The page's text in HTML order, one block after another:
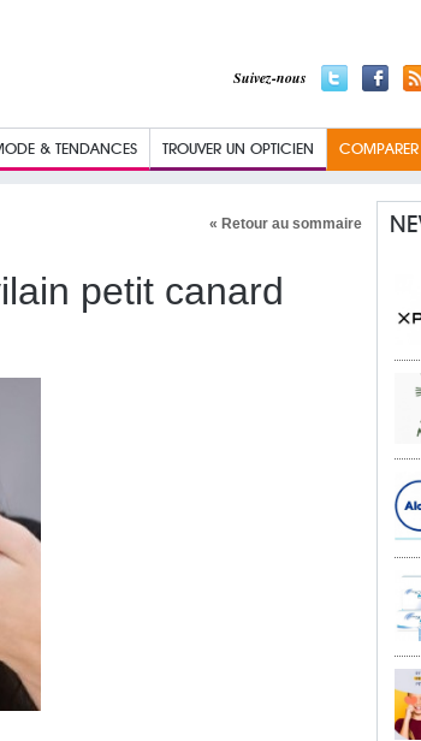
Suivez-nous
& TENDANCES TROUVER UN OPTICIEN COMPARER
« Retour au sommaire
petit canard